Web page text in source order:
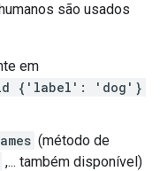
são usados
em
{'label': 'dog'}
(método de
,... também disponível)